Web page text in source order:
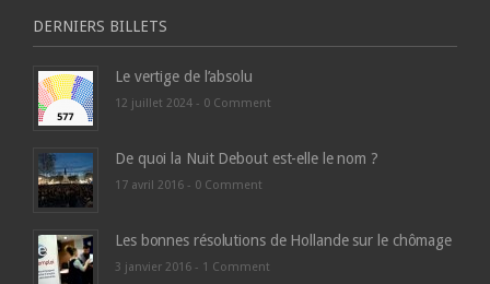
DERNIERS BILLETS
Le vertige de l’absolu
12 juillet 2024 - 0 Comment
De quoi la Nuit Debout est-elle le nom ?
17 avril 2016 - 0 Comment
Les bonnes résolutions de Hollande sur le chômage
3 janvier 2016 - 1 Comment